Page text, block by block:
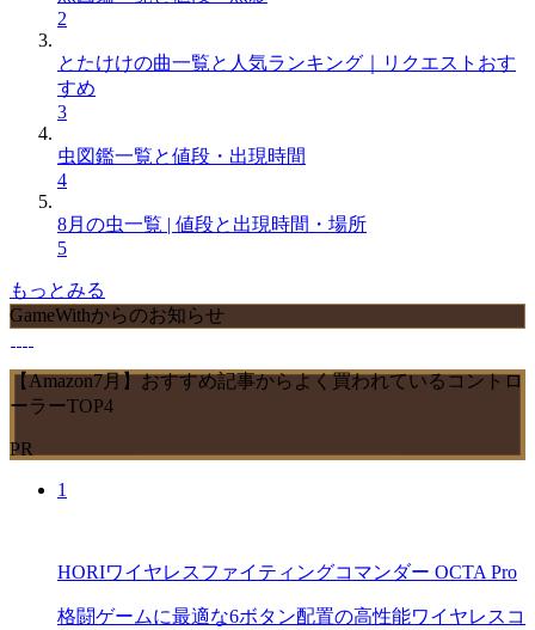
2
とたけけの曲一覧と人気ランキング｜リクエストおす
すめ
3
虫図鑑一覧と値段・出現時間
4
8月の虫一覧 | 値段と出現時間・場所
5
もっとみる
GameWithからのお知らせ
【Amazon7月】おすすめ記事からよく買われているコントロ
ーラーTOP4
PR
1
HORIワイヤレスファイティングコマンダー OCTA Pro
格闘ゲームに最適な6ボタン配置の高性能ワイヤレスコ